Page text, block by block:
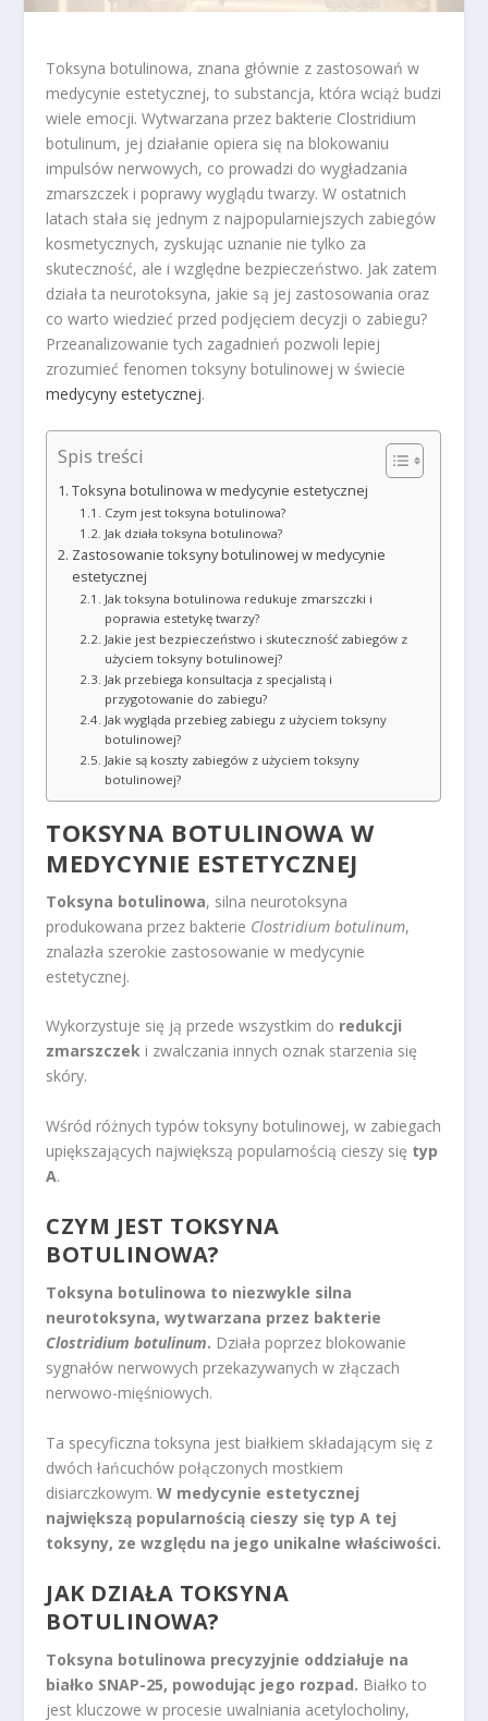
Toksyna botulinowa, znana głównie z zastosowań w
medycynie estetycznej, to substancja, która wciąż budzi
wiele emocji. Wytwarzana przez bakterie Clostridium
botulinum, jej działanie opiera się na blokowaniu
impulsów nerwowych, co prowadzi do wygładzania
zmarszczek i poprawy wyglądu twarzy. W ostatnich
latach stała się jednym z najpopularniejszych zabiegów
kosmetycznych, zyskując uznanie nie tylko za
skuteczność, ale i względne bezpieczeństwo. Jak zatem
działa ta neurotoksyna, jakie są jej zastosowania oraz
co warto wiedzieć przed podjęciem decyzji o zabiegu?
Przeanalizowanie tych zagadnień pozwoli lepiej
zrozumieć fenomen toksyny botulinowej w świecie
medycyny estetycznej.
Spis treści
Toksyna botulinowa w medycynie estetycznej
Czym jest toksyna botulinowa?
Jak działa toksyna botulinowa?
Zastosowanie toksyny botulinowej w medycynie
estetycznej
Jak toksyna botulinowa redukuje zmarszczki i
poprawia estetykę twarzy?
Jakie jest bezpieczeństwo i skuteczność zabiegów z
użyciem toksyny botulinowej?
Jak przebiega konsultacja z specjalistą i
przygotowanie do zabiegu?
Jak wygląda przebieg zabiegu z użyciem toksyny
botulinowej?
Jakie są koszty zabiegów z użyciem toksyny
botulinowej?
TOKSYNA BOTULINOWA W
MEDYCYNIE ESTETYCZNEJ
Toksyna botulinowa, silna neurotoksyna
produkowana przez bakterie Clostridium botulinum,
znalazła szerokie zastosowanie w medycynie
estetycznej.
Wykorzystuje się ją przede wszystkim do redukcji
zmarszczek i zwalczania innych oznak starzenia się
skóry.
Wśród różnych typów toksyny botulinowej, w zabiegach
upiększających największą popularnością cieszy się typ
A.
CZYM JEST TOKSYNA
BOTULINOWA?
Toksyna botulinowa to niezwykle silna
neurotoksyna, wytwarzana przez bakterie
Clostridium botulinum. Działa poprzez blokowanie
sygnałów nerwowych przekazywanych w złączach
nerwowo-mięśniowych.
Ta specyficzna toksyna jest białkiem składającym się z
dwóch łańcuchów połączonych mostkiem
disiarczkowym.W medycynie estetycznej
największą popularnością cieszy się typ A tej
toksyny, ze względu na jego unikalne właściwości.
JAK DZIAŁA TOKSYNA
BOTULINOWA?
Toksyna botulinowa precyzyjnie oddziałuje na
białko SNAP-25, powodując jego rozpad. Białko to
jest kluczowe w procesie uwalniania acetylocholiny,